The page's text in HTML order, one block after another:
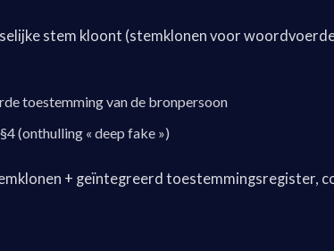
stem kloont (stemklonen voor
toestemming van de bronpersoon
(onthulling « deep fake »)
+ geïntegreerd toestemmingsregister,